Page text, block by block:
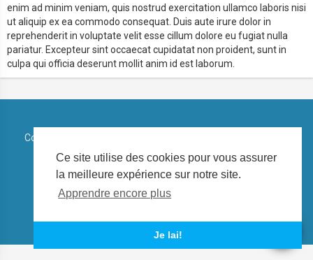
Ce site utilise des cookies pour vous assurer
la meilleure expérience sur notre site.
Apprendre encore plus
Je lai!
enim ad minim veniam, quis nostrud exercitation ullamco laboris nisi
ut aliquip ex ea commodo consequat. Duis aute irure dolor in
reprehenderit in voluptate velit esse cillum dolore eu fugiat nulla
pariatur. Excepteur sint occaecat cupidatat non proident, sunt in
culpa qui officia deserunt mollit anim id est laborum.
Copyright © 2026 Regidia Play. Tous les droits sont réservés.
Conditions d'utilisation Politique de confidentialité
À propos de nous Contactez nous